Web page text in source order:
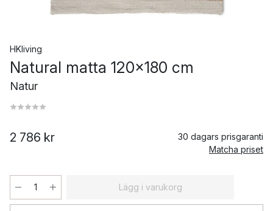
HKliving
Natural matta 120x180 cm
Natur
2 786 kr
30 dagars prisgaranti
Matcha priset
Lägg i varukorg